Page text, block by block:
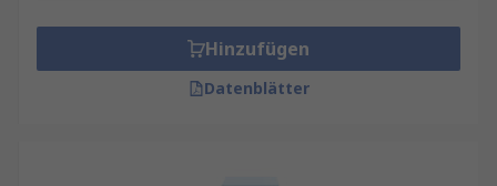
Hinzufügen
Datenblätter